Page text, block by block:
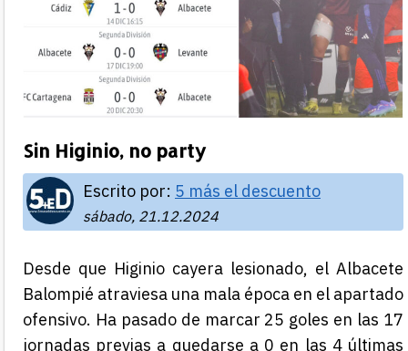
Sin Higinio, no party
Escrito por: 5 más el descuento
sábado, 21.12.2024
Desde que Higinio cayera lesionado, el Albacete
Balompié atraviesa una mala época en el apartado
ofensivo. Ha pasado de marcar 25 goles en las 17
jornadas previas a quedarse a 0 en las 4 últimas